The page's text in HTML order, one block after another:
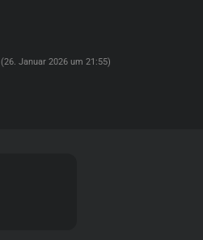
(26. Januar 2026 um 21:55)